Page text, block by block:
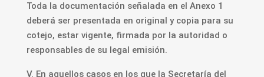
Toda la documentación señalada en el Anexo 1
deberá ser presentada en original y copia para su
cotejo, estar vigente, firmada por la autoridad o
responsables de su legal emisión.
V. En aquellos casos en los que la Secretaría del